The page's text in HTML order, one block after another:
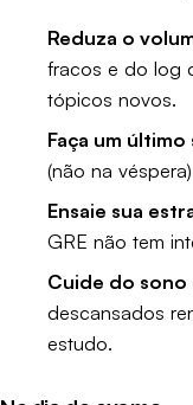
Reduza o
fracos e do log
tópicos novos.
Faça um
(não na
Ensaie sua
GRE não tem
Cuide do sono
descansados
estudo.